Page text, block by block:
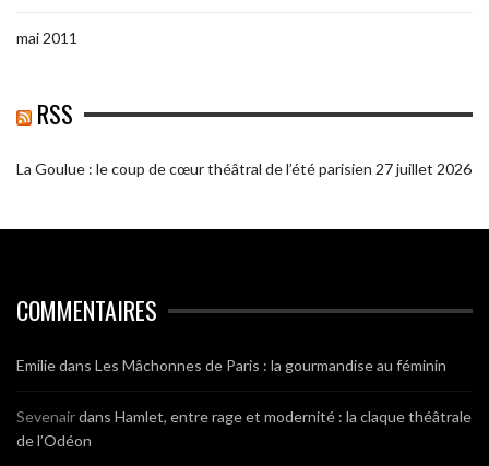
mai 2011
RSS
La Goulue : le coup de cœur théâtral de l’été parisien 27 juillet 2026
COMMENTAIRES
Emiliedans Les Mâchonnes de Paris : la gourmandise au féminin
Sevenairdans Hamlet, entre rage et modernité : la claque théâtrale
de l’Odéon